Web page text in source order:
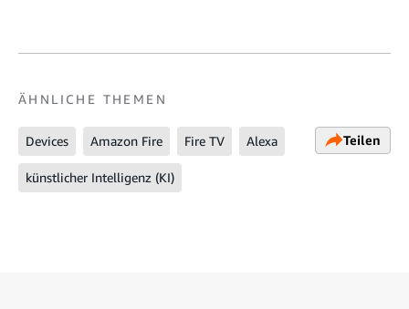
ÄHNLICHE THEMEN
Devices Amazon Fire Fire TV Alexa
künstlicher Intelligenz (KI)
Teilen